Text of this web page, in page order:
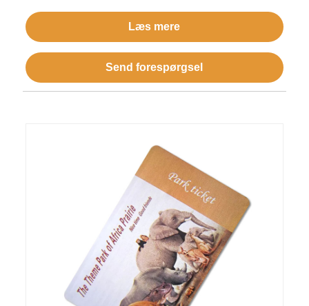
Læs mere
Send forespørgsel